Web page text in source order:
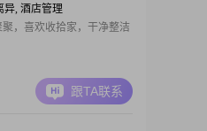
异, 酒店管理
，喜欢收拾家，干净整洁
跟TA联系